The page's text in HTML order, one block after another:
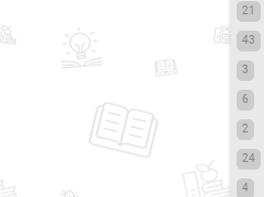
21
43
3
6
2
24
4